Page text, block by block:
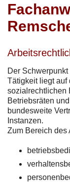
Der
Tätigkeit liegt auf
sozialrechtlichen
Betriebsräten
bundesweite
Instanzen.
Zum Bereich des